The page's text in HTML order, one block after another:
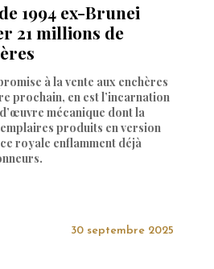
1994 ex-Brunei
21 millions de
à la vente aux enchères
prochain, en est l’incarnation
mécanique dont la
produits en version
royale enflamment déjà
30 septembre 2025